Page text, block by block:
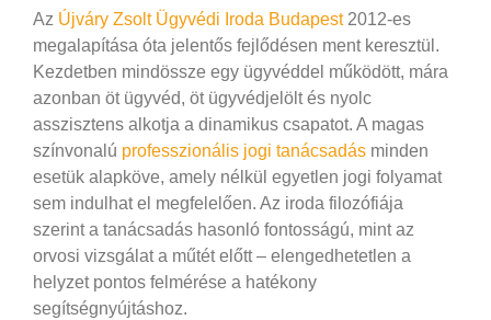
Az Újváry Zsolt Ügyvédi Iroda Budapest2012-es
megalapítása óta jelentős fejlődésen ment keresztül.
Kezdetben mindössze egy ügyvéddel működött, mára
azonban öt ügyvéd, öt ügyvédjelölt és nyolc
asszisztens alkotja a dinamikus csapatot. A magas
színvonalú professzionális jogi tanácsadás minden
esetük alapköve, amely nélkül egyetlen jogi folyamat
sem indulhat el megfelelően. Az iroda filozófiája
szerint a tanácsadás hasonló fontosságú, mint az
orvosi vizsgálat a műtét előtt – elengedhetetlen a
helyzet pontos felmérése a hatékony
segítségnyújtáshoz.